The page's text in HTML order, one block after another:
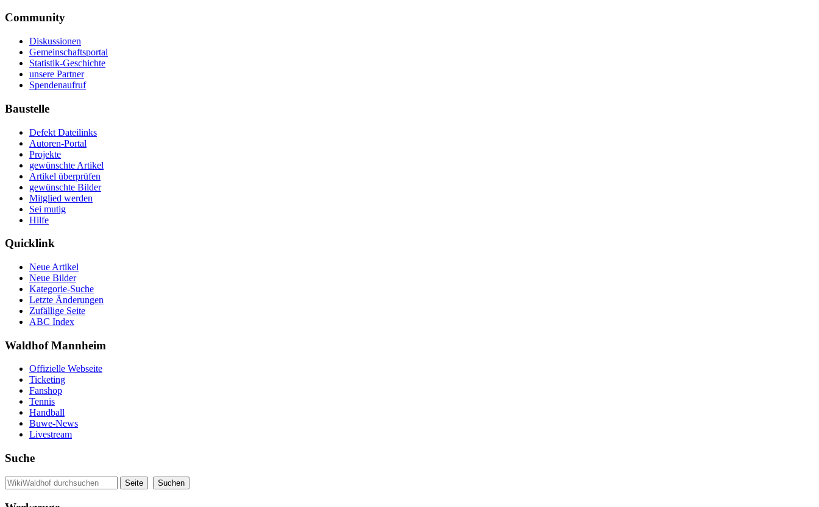
Community
Diskussionen
Gemeinschaftsportal
Statistik-Geschichte
unsere Partner
Spendenaufruf
Baustelle
Defekt Dateilinks
Autoren-Portal
Projekte
gewünschte Artikel
Artikel überprüfen
gewünschte Bilder
Mitglied werden
Sei mutig
Hilfe
Quicklink
Neue Artikel
Neue Bilder
Kategorie-Suche
Letzte Änderungen
Zufällige Seite
ABC Index
Waldhof Mannheim
Offizielle Webseite
Ticketing
Fanshop
Tennis
Handball
Buwe-News
Livestream
Suche